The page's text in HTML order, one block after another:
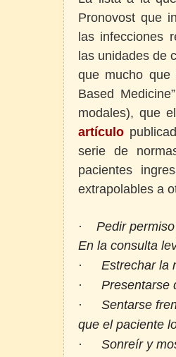
Pronovost que
las infecciones
las unidades de
que mucho que
Based
modales), que
artículo
serie de
pacientes
extrapolables a
·
Pedir
En la consulta
·
Estrechar la
·
Presentarse
·
Sentarse
que el paciente
·
Sonreír y